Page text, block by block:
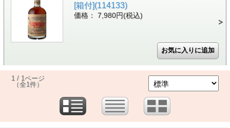
[箱付](114133)
価格： 7,980円(税込)
1 / 1ページ
（全1件）